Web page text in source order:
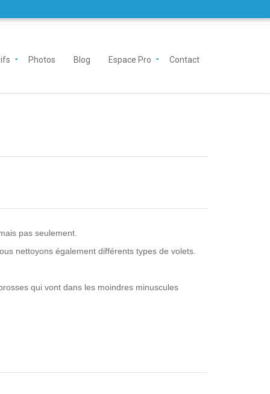
Photos Blog Espace Pro Contact
pas seulement.
nettoyons également différents types de volets.
qui vont dans les moindres minuscules